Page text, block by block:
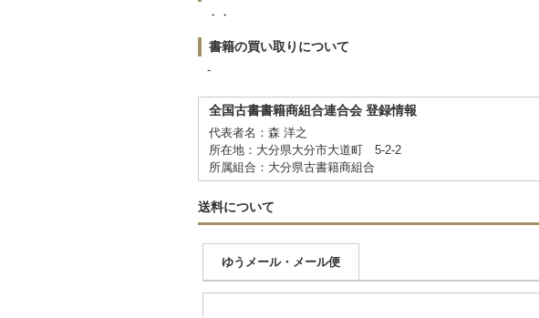
・・
書籍の買い取りについて
-
全国古書書籍商組合連合会 登録情報
代表者名：森 洋之
所在地：大分県大分市大道町 5-2-2
所属組合：大分県古書籍商組合
送料について
ゆうメール・メール便